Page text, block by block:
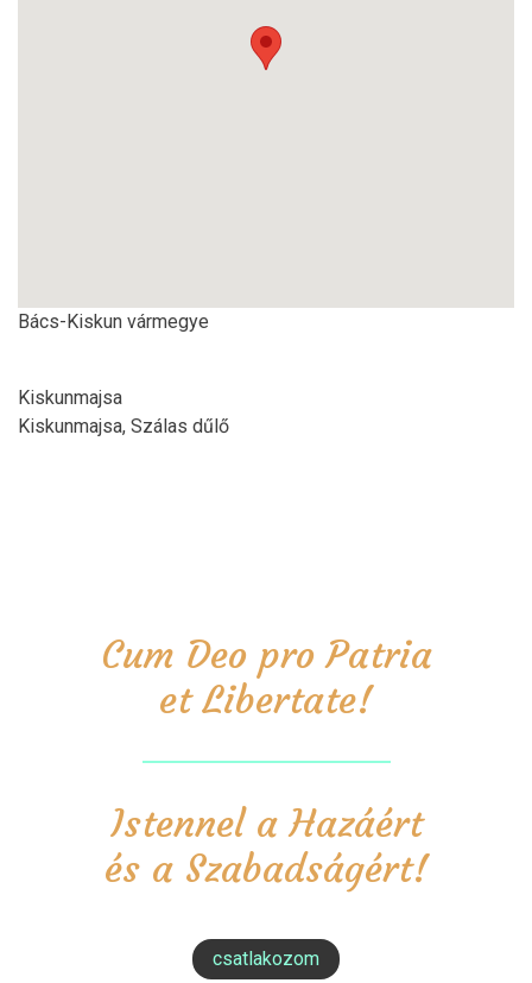
Bács-Kiskun vármegye
Kiskunmajsa
Kiskunmajsa, Szálas dűlő
Cum Deo pro Patria
et Libertate!
Istennel a Hazáért
és a Szabadságért!
csatlakozom